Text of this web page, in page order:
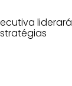
liderará